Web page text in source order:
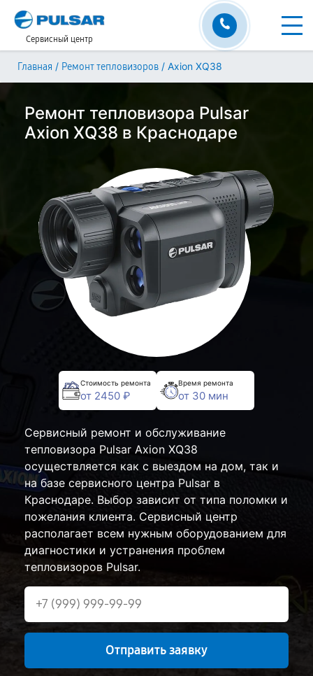
Сервисный центр
Главная / Ремонт тепловизоров / Axion XQ38
Ремонт тепловизора Pulsar
Axion XQ38 в Краснодаре
Стоимость ремонта
от 2450 ₽
Время ремонта
от 30 мин
Сервисный ремонт и обслуживание
тепловизора Pulsar Axion XQ38
осуществляется как с выездом на дом, так и
на базе сервисного центра Pulsar в
Краснодаре. Выбор зависит от типа поломки и
пожелания клиента. Сервисный центр
располагает всем нужным оборудованием для
диагностики и устранения проблем
тепловизоров Pulsar.
Отправить заявку